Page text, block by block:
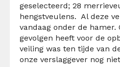
geselecteerd; 28
hengstveulens. Al deze
vandaag onder de hamer.
gevolgen heeft voor de
veiling was ten tijde van
onze verslaggever nog